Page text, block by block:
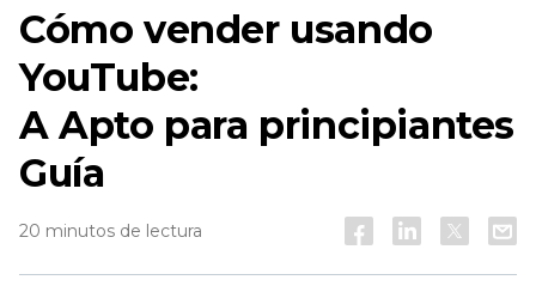
Cómo vender usando
YouTube:
AApto para principiantes
Guía
20 minutos de lectura